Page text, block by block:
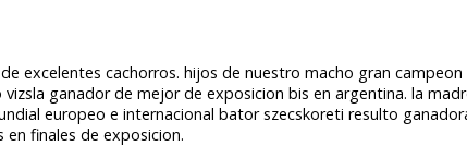
excelentes cachorros. hijos de nuestro macho gran
ganador de mejor de exposicion bis en argentina. la
europeo e internacional bator szecskoreti resulto
en finales de exposicion.